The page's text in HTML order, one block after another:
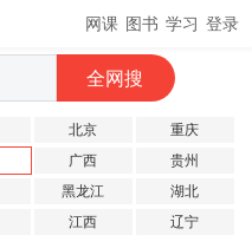
网课 图书 学习 登录
北京
重庆
广西
贵州
黑龙江
湖北
江西
辽宁